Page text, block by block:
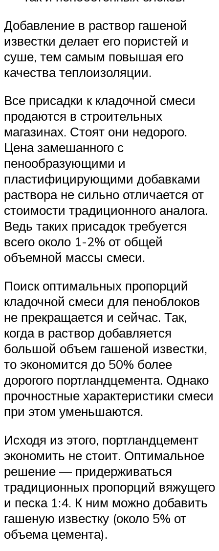
Добавление в раствор гашеной
известки делает его пористей и
суше, тем самым повышая его
качества теплоизоляции.
Все присадки к кладочной смеси
продаются в строительных
магазинах. Стоят они недорого.
Цена замешанного с
пенообразующими и
пластифицирующими добавками
раствора не сильно отличается от
стоимости традиционного аналога.
Ведь таких присадок требуется
всего около 1-2% от общей
объемной массы смеси.
Поиск оптимальных пропорций
кладочной смеси для пеноблоков
не прекращается и сейчас. Так,
когда в раствор добавляется
большой объем гашеной известки,
то экономится до 50% более
дорогого портландцемента. Однако
прочностные характеристики смеси
при этом уменьшаются.
Исходя из этого, портландцемент
экономить не стоит. Оптимальное
решение — придерживаться
традиционных пропорций вяжущего
и песка 1:4. К ним можно добавить
гашеную известку (около 5% от
объема цемента).